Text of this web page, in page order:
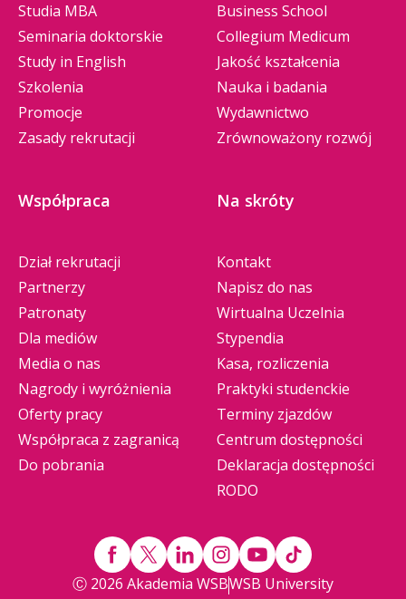
Studia MBA
Seminaria doktorskie
Study in English
Szkolenia
Promocje
Zasady rekrutacji
Business School
Collegium Medicum
Jakość kształcenia
Nauka i badania
Wydawnictwo
Zrównoważony rozwój
Współpraca
Dział rekrutacji
Partnerzy
Patronaty
Dla mediów
Media o nas
Nagrody i wyróżnienia
Oferty pracy
Współpraca z zagranicą
Do pobrania
Na skróty
Kontakt
Napisz do nas
Wirtualna Uczelnia
Stypendia
Kasa, rozliczenia
Praktyki studenckie
Terminy zjazdów
Centrum dostępności
Deklaracja dostępności
RODO
Ⓒ 2026 Akademia WSBWSB University